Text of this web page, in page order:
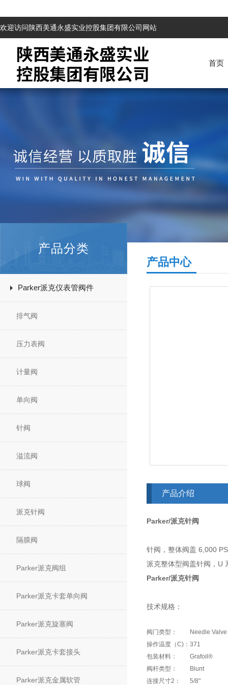
欢迎访问陕西美通永盛实业控股集团有限公司网站
首页
产品分类
Parker派克仪表管阀件
排气阀
压力表阀
计量阀
单向阀
针阀
溢流阀
球阀
派克针阀
隔膜阀
Parker派克阀组
Parker派克卡套单向阀
Parker派克旋塞阀
Parker派克卡套接头
Parker派克金属软管
产品中心
产品介绍
Parker/派克针阀
针阀，整体阀盖 6,000
派克整体型阀盖针阀，U
Parker/派克针阀
技术规格：
阀门类型：
Needle
操作温度（C)： 371
包装材料：
Grafoil®
阀杆类型：
Blunt
连接尺寸2：
5/8"